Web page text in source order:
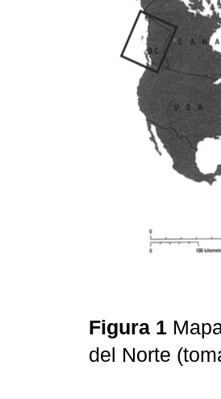
Figura 1
del Norte